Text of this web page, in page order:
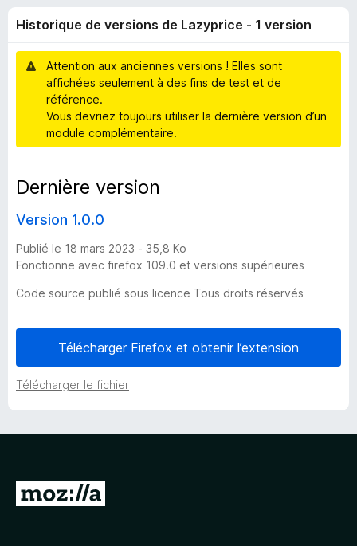
a
t
e
u
r
i
x
i
q
u
e
e
v
e
s
i
o
n
s
Historique de versions de Lazyprice - 1 version
Attention aux anciennes versions ! Elles sont
affichées seulement à des fins de test et de
référence.
Vous devriez toujours utiliser la dernière version d’un
module complémentaire.
Dernière version
Version 1.0.0
Publié le 18 mars 2023 - 35,8 Ko
Fonctionne avec firefox 109.0 et versions supérieures
Code source publié sous licence Tous droits réservés
Télécharger Firefox et obtenir l’extension
Télécharger le fichier
A